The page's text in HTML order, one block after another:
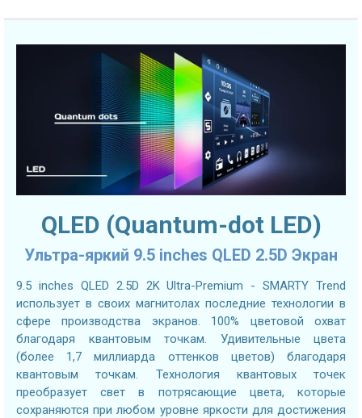
QLED (Quantum-dot LED)
Ультра-яркий 9.5 inches QLED 2.5D Экран
9.5 inches QLED 2.5D 2K Ultra-Premium - SMARTY Trend
использует в своих магнитолах последние технологии в
сфере производства экранов. 100% цветовой охват
благодаря квантовым точкам. Удивительные цвета
(более 1,7 миллиарда оттенков цветов) благодаря
квантовым точкам. Технология квантовых точек
преобразует свет в потрясающие цвета, которые
сохраняются при любом уровне яркости для достижения